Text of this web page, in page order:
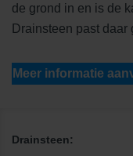
de grond in en is de
Drainsteen past daar
Meer informatie
Drainsteen: